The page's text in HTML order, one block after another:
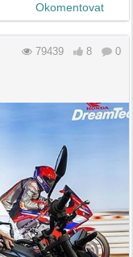
Okomentovat
79439 8 0